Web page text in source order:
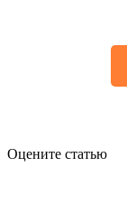
Оцените статью